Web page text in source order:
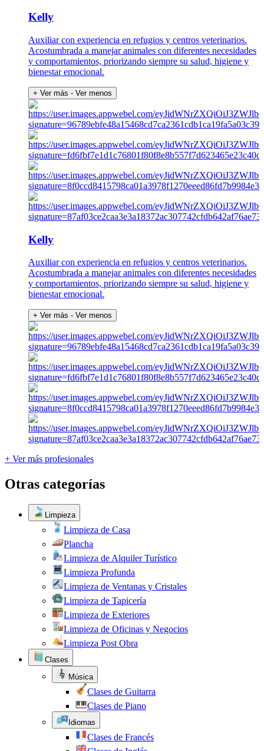
Kelly
Auxiliar con experiencia en refugios y centros veterinarios.
Acostumbrada a manejar animales con diferentes necesidades
y comportamientos, priorizando siempre su salud, higiene y
bienestar emocional.
+ Ver más - Ver menos
Kelly
Auxiliar con experiencia en refugios y centros veterinarios.
Acostumbrada a manejar animales con diferentes necesidades
y comportamientos, priorizando siempre su salud, higiene y
bienestar emocional.
+ Ver más - Ver menos
+ Ver más profesionales
Otras categorías
Limpieza
Limpieza de Casa
Plancha
Limpieza de Alquiler Turístico
Limpieza Profunda
Limpieza de Ventanas y Cristales
Limpieza de Tapicería
Limpieza de Exteriores
Limpieza de Oficinas y Negocios
Limpieza Post Obra
Clases
Música
Clases de Guitarra
Clases de Piano
Idiomas
Clases de Francés